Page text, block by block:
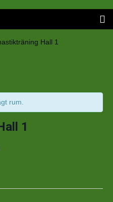
Hall 1
rum.
1